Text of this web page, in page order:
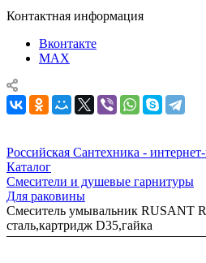
Контактная информация
Вконтакте
MAX
Российская Сантехника -
Каталог
Смесители и душевые гарнитуры
Для раковины
Смеситель умывальник RUSANT
сталь,картридж D35,гайка